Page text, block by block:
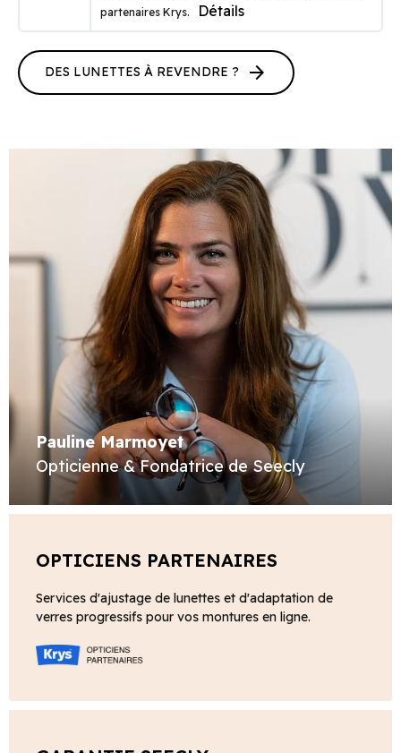
partenaires Krys.
Détails
DES LUNETTES À REVENDRE ? arrow_forward
Pauline Marmoyet
Opticienne & Fondatrice de Seecly
OPTICIENS PARTENAIRES
Services d'ajustage de lunettes et d'adaptation de
verres progressifs pour vos montures en ligne.